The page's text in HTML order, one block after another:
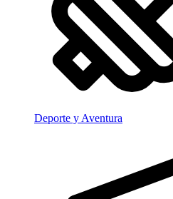
Deporte y Aventura